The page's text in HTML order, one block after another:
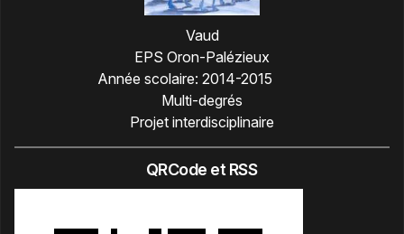
Vaud
EPS Oron-Palézieux
Année scolaire: 2014-2015
Multi-degrés
Projet interdisciplinaire
QRCode et RSS